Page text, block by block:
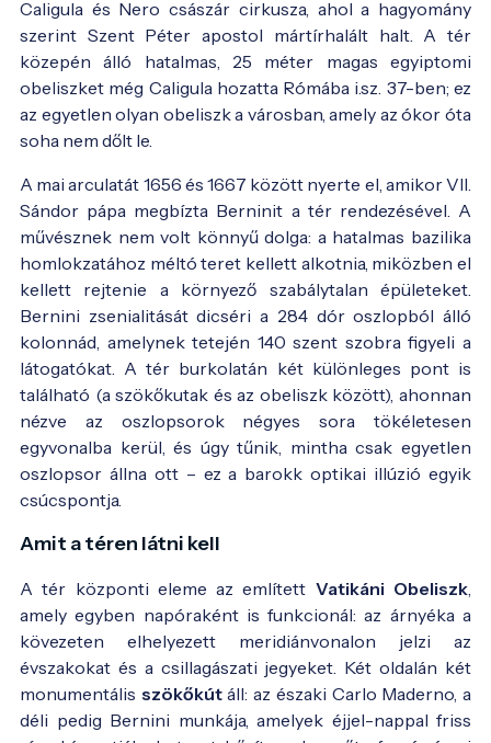
Caligula és Nero császár cirkusza, ahol a hagyomány
szerint Szent Péter apostol mártírhalált halt. A tér
közepén álló hatalmas, 25 méter magas egyiptomi
obeliszket még Caligula hozatta Rómába i.sz. 37-ben; ez
az egyetlen olyan obeliszk a városban, amely az ókor óta
soha nem dőlt le.
A mai arculatát 1656 és 1667 között nyerte el, amikor VII.
Sándor pápa megbízta Berninit a tér rendezésével. A
művésznek nem volt könnyű dolga: a hatalmas bazilika
homlokzatához méltó teret kellett alkotnia, miközben el
kellett rejtenie a környező szabálytalan épületeket.
Bernini zsenialitását dicséri a 284 dór oszlopból álló
kolonnád, amelynek tetején 140 szent szobra figyeli a
látogatókat. A tér burkolatán két különleges pont is
található (a szökőkutak és az obeliszk között), ahonnan
nézve az oszlopsorok négyes sora tökéletesen
egyvonalba kerül, és úgy tűnik, mintha csak egyetlen
oszlopsor állna ott – ez a barokk optikai illúzió egyik
csúcspontja.
Amit a téren látni kell
A tér központi eleme az említett Vatikáni Obeliszk
amely egyben napóraként is funkcionál: az árnyéka a
kövezeten elhelyezett meridiánvonalon jelzi az
évszakokat és a csillagászati jegyeket. Két oldalán két
monumentális szökőkútáll: az északi Carlo Maderno, a
déli pedig Bernini munkája, amelyek éjjel-nappal friss